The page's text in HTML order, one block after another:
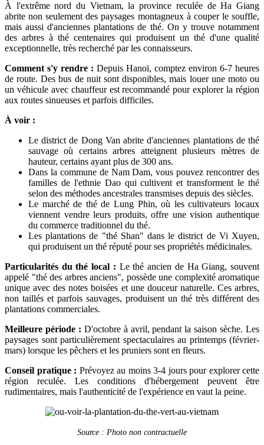
À l'extrême nord du Vietnam, la province reculée de Ha Giang
abrite non seulement des paysages montagneux à couper le souffle,
mais aussi d'anciennes plantations de thé. On y trouve notamment
des arbres à thé centenaires qui produisent un thé d'une qualité
exceptionnelle, très recherché par les connaisseurs.
Comment s'y rendre : Depuis Hanoï, comptez environ 6-7 heures
de route. Des bus de nuit sont disponibles, mais louer une moto ou
un véhicule avec chauffeur est recommandé pour explorer la région
aux routes sinueuses et parfois difficiles.
À voir :
Le district de Dong Van abrite d'anciennes plantations de thé
sauvage où certains arbres atteignent plusieurs mètres de
hauteur, certains ayant plus de 300 ans.
Dans la commune de Nam Dam, vous pouvez rencontrer des
familles de l'ethnie Dao qui cultivent et transforment le thé
selon des méthodes ancestrales transmises depuis des siècles.
Le marché de thé de Lung Phin, où les cultivateurs locaux
viennent vendre leurs produits, offre une vision authentique
du commerce traditionnel du thé.
Les plantations de "thé Shan" dans le district de Vi Xuyen,
qui produisent un thé réputé pour ses propriétés médicinales.
Particularités du thé local : Le thé ancien de Ha Giang, souvent
appelé "thé des arbres anciens", possède une complexité aromatique
unique avec des notes boisées et une douceur naturelle. Ces arbres,
non taillés et parfois sauvages, produisent un thé très différent des
plantations commerciales.
Meilleure période : D'octobre à avril, pendant la saison sèche. Les
paysages sont particulièrement spectaculaires au printemps (février-
mars) lorsque les pêchers et les pruniers sont en fleurs.
Conseil pratique : Prévoyez au moins 3-4 jours pour explorer cette
région reculée. Les conditions d'hébergement peuvent être
rudimentaires, mais l'authenticité de l'expérience en vaut la peine.
Source : Photo non contractuelle